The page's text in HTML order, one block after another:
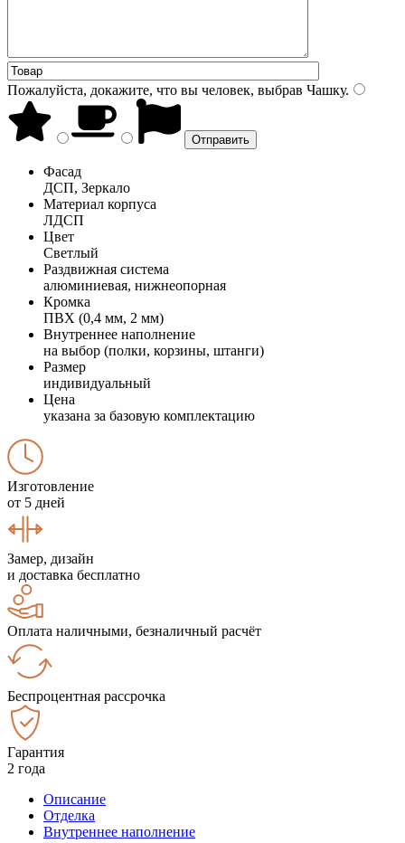
Пожалуйста, докажите, что вы человек, выбрав Чашку.
Фасад
ДСП, Зеркало
Материал корпуса
ЛДСП
Цвет
Светлый
Раздвижная система
алюминиевая, нижнеопорная
Кромка
ПВХ (0,4 мм, 2 мм)
Внутреннее наполнение
на выбор (полки, корзины, штанги)
Размер
индивидуальный
Цена
указана за базовую комплектацию
Изготовление
от 5 дней
Замер, дизайн
и доставка бесплатно
Оплата наличными, безналичный расчёт
Беспроцентная рассрочка
Гарантия
2 года
Описание
Отделка
Внутреннее наполнение